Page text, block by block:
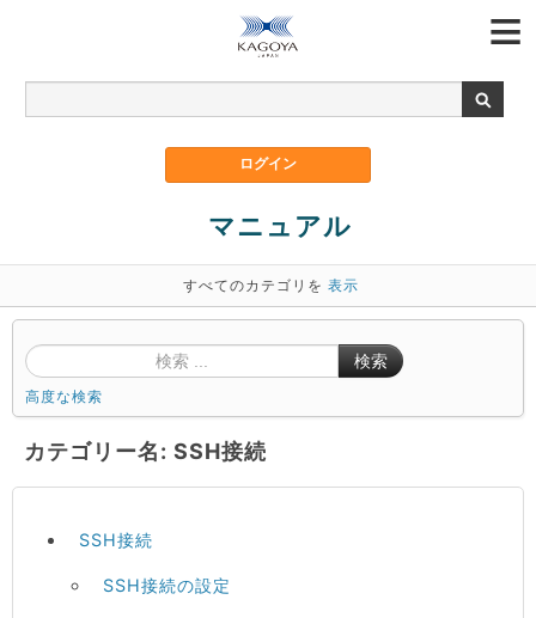
マニュアル
すべてのカテゴリを 表示
検索
高度な検索
カテゴリー名: SSH接続
SSH接続
SSH接続の設定